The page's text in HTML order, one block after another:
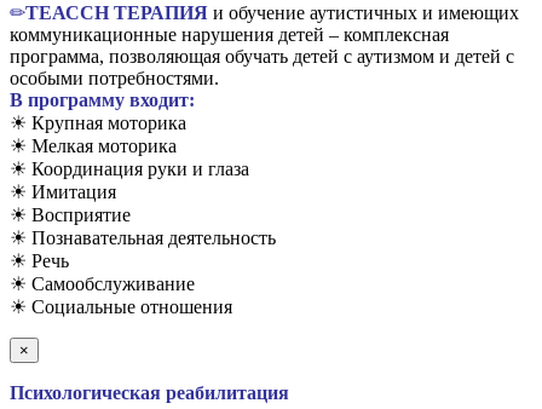
✏TЕАССН ТЕРАПИЯ и обучение аутистичных и имеющих
коммуникационные нарушения детей – комплексная
программа, позволяющая обучать детей с аутизмом и детей с
особыми потребностями.
В программу входит:
☀ Крупная моторика
☀ Мелкая моторика
☀ Координация руки и глаза
☀ Имитация
☀ Восприятие
☀ Познавательная деятельность
☀ Речь
☀ Самообслуживание
☀ Социальные отношения
×
Психологическая реабилитация